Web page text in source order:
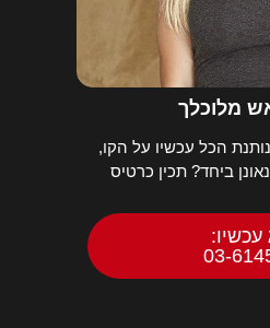
מלוכלך
הכל עכשיו על הקו,
ביחד? תכין כרטיס
עכשיו:
03-